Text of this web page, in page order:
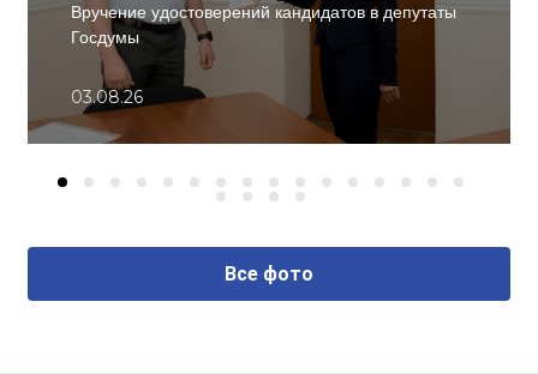
Вручение удостоверений кандидатов в депутаты
Госдумы
03.08.26
Все фото